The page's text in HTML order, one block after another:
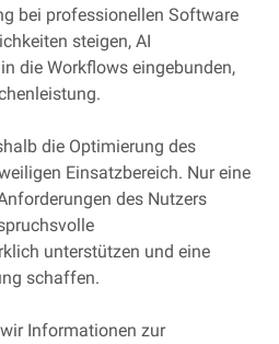
bei professionellen Software
steigen, AI
die Workflows eingebunden,
die Optimierung des
Einsatzbereich. Nur eine
des Nutzers
unterstützen und eine
schaffen.
Informationen zur